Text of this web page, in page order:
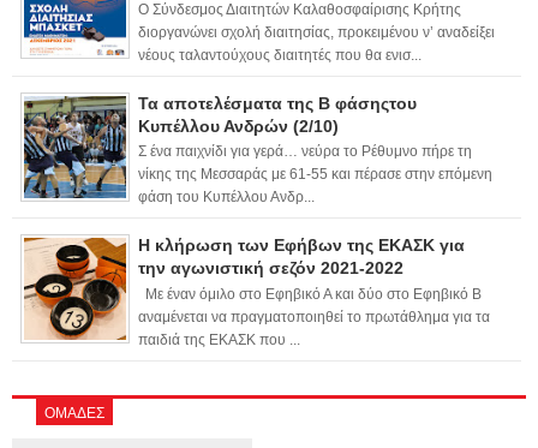
Ο Σύνδεσμος Διαιτητών Καλαθοσφαίρισης Κρήτης
διοργανώνει σχολή διαιτησίας, προκειμένου ν’ αναδείξει
νέους ταλαντούχους διαιτητές που θα ενισ...
Τα αποτελέσματα της Β φάσηςτου
Κυπέλλου Ανδρών (2/10)
Σ ένα παιχνίδι για γερά… νεύρα το Ρέθυμνο πήρε τη
νίκης της Μεσσαράς με 61-55 και πέρασε στην επόμενη
φάση του Κυπέλλου Ανδρ...
Η κλήρωση των Εφήβων της ΕΚΑΣΚ για
την αγωνιστική σεζόν 2021-2022
Με έναν όμιλο στο Εφηβικό Α και δύο στο Εφηβικό Β
αναμένεται να πραγματοποιηθεί το πρωτάθλημα για τα
παιδιά της ΕΚΑΣΚ που ...
ΟΜΑΔΕΣ